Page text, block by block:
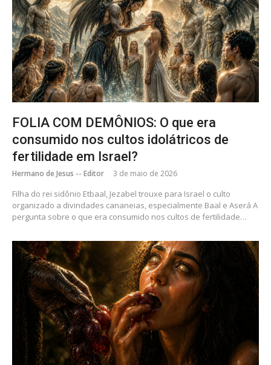
FOLIA COM DEMÔNIOS: O que era
consumido nos cultos idolátricos de
fertilidade em Israel?
Hermano de Jesus -- Editor 3 de maio de 2026
Filha do rei sidônio Etbaal, Jezabel trouxe para Israel o culto
organizado a divindades cananeias, especialmente Baal e Aserá A
pergunta sobre o que era consumido nos cultos de fertilidade…